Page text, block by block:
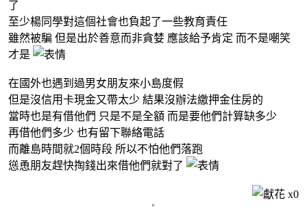
了
至少楊同學對這個社會也負起了一些教育責任
雖然被騙 但是出於善意而非貪婪 應該給予肯定 而不是嘲笑
才是
在國外也遇到過男女朋友來小島度假
但是沒信用卡現金又帶太少 結果沒辦法繳押金住房的
當時也是有借他們 只是不是全額 而是要他們計算缺多少
再借他們多少 也有留下聯絡電話
而離島時間就2個時段 所以不怕他們落跑
慫恿朋友趕快掏錢出來借他們就對了
x0